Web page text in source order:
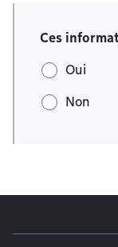
Ces
Oui
Non